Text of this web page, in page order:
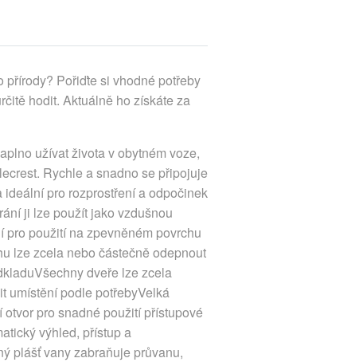
přírody? Pořiďte si vhodné potřeby
hodit. Aktuálně ho získáte za
užívat života v obytném voze,
Rychle a snadno se připojuje
pro rozprostření a odpočinek
ji lze použít jako vzdušnou
použití na zpevněném povrchu
lze zcela nebo částečně odepnout
dveře lze zcela
umístění podle potřebyVelká
pro snadné použití přístupové
výhled, přístup a
plášť vany zabraňuje průvanu,